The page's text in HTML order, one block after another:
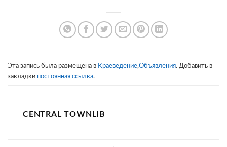
Эта запись была размещена в Краеведение,Объявления. Добавить в
закладки постоянная ссылка.
CENTRAL TOWNLIB